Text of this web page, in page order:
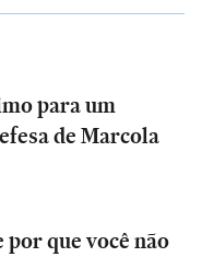
para um
de Marcola
que você não